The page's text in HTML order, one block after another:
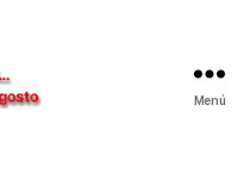
Menú